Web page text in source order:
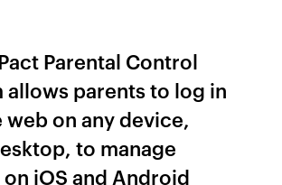
Parental Control
parents to log in
on any device,
to manage
iOS and Android